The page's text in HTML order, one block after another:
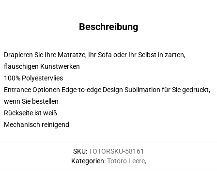
Beschreibung
Drapieren Sie Ihre Matratze, Ihr Sofa oder Ihr Selbst in zarten,
flauschigen Kunstwerken
100% Polyestervlies
Entrance Optionen Edge-to-edge Design Sublimation für Sie gedruckt,
wenn Sie bestellen
Rückseite ist weiß
Mechanisch reinigend
SKU:TOTORSKU-58161
Kategorien:Totoro Leere,